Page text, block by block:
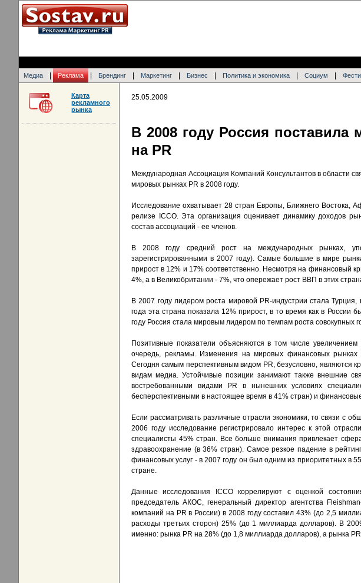
Медиа Реклама Брендинг Маркетинг Бизнес Политика и экономика Социум
25.05.2009
В 2008 году Россия
на PR
Международная Ассоциация Компаний Консультантов в области
мировых рынках PR в 2008 году.
Исследование охватывает 28 стран Европы, Ближнего Востока,
релизе ICCO. Эта организация оценивает динамику доходов
состав ассоциаций - ее членов.
В 2008 году средний рост на международных рынках,
зарегистрированными в 2007 году). Самые большие в мире
прирост в 12% и 17% соответственно. Несмотря на финансовый
4%, а в Великобритании - 7%, что опережает рост ВВП в этих
В 2007 году лидером роста мировой PR-индустрии стала
года эта страна показала 12% прирост, в то время как в России
году Россия стала мировым лидером по темпам роста совокупных
Позитивные показатели объясняются в том числе
очередь, рекламы. Изменения на мировых финансовых рынках
Сегодня самым перспективным видом PR, безусловно, являются
видам медиа. Устойчивые позиции занимают также внешние
востребованными видами PR в нынешних условиях
бесперспективными в настоящее время в 41% стран) и
Если рассматривать различные отрасли экономики, то связи с
2006 году исследование регистрировало интерес к этой
специалисты 45% стран. Все больше внимания привлекает
здравоохранение (в 36% стран). Самое резкое падение в
финансовых услуг - в 2007 году он был одним из приоритетных в
стране.
Данные исследования ICCO коррелируют с оценкой
председатель АКОС, генеральный директор агентства
компаний на PR в России) в 2008 году составил 43% (до 2,5
расходы третьих сторон) 25% (до 1 миллиарда долларов). В
именно: рынка PR на 28% (до 1,8 миллиарда долларов), а рынка
Карта
рекламного
рынка